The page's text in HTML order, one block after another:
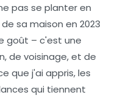
pas se planter en
sa maison en 2023
goût – c'est une
de voisinage, et de
que j'ai appris, les
qui tiennent